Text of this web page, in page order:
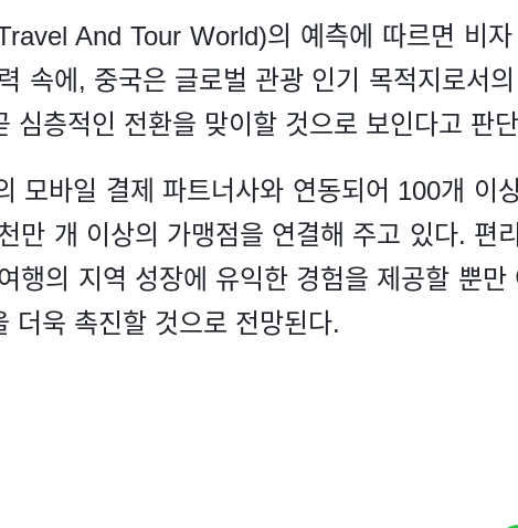
And Tour World)의 예측에 따르면 비자
속에, 중국은 글로벌 관광 인기 목적지로서
층적인 전환을 맞이할 것으로 보인다고 판
모바일 결제 파트너사와 연동되어 100개 이
만 개 이상의 가맹점을 연결해 주고 있다. 편
행의 지역 성장에 유익한 경험을 제공할 뿐만
더욱 촉진할 것으로 전망된다.